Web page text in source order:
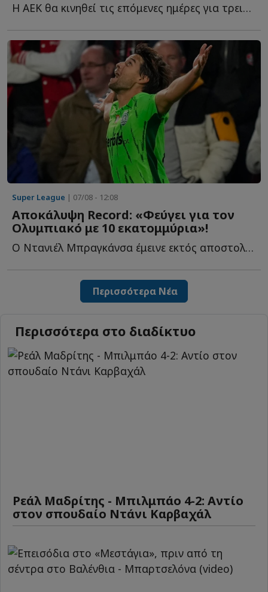
Η ΑΕΚ θα κινηθεί τις επόμενες ημέρες για τρεις ακόμα π...
Super League | 07/08 - 12:08
Αποκάλυψη Record: «Φεύγει για τον
Ολυμπιακό με 10 εκατομμύρια»!
Ο Ντανιέλ Μπραγκάνσα έμεινε εκτός αποστολής στο τελευταίο π...
Περισσότερα Νέα
Περισσότερα στο διαδίκτυο
Ρεάλ Μαδρίτης - Μπιλμπάο 4-2: Αντίο
στον σπουδαίο Ντάνι Καρβαχάλ